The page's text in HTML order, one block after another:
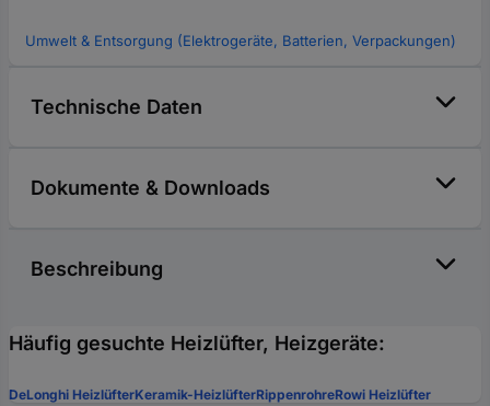
Umwelt & Entsorgung (Elektrogeräte, Batterien, Verpackungen)
Technische Daten
Dokumente & Downloads
Beschreibung
Häufig gesuchte Heizlüfter, Heizgeräte:
DeLonghi HeizlüfterKeramik-HeizlüfterRippenrohreRowi Heizlüfter